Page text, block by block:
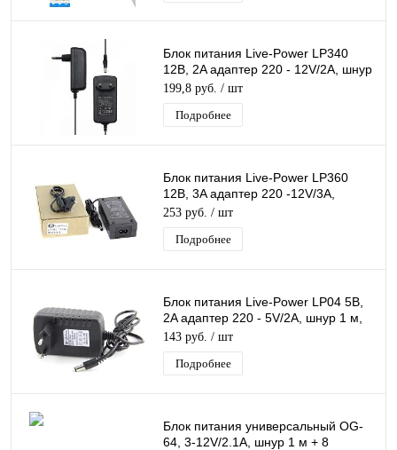
Блок питания Live-Power LP340
12В, 2A адаптер 220 - 12V/2A, шнур
1 м, штекер 5.5*2,5 мм
199,8 руб. / шт
Подробнее
Блок питания Live-Power LP360
12В, 3A адаптер 220 -12V/3A,
штекер 5.5*2,5 мм
253 руб. / шт
Подробнее
Блок питания Live-Power LP04 5В,
2A адаптер 220 - 5V/2A, шнур 1 м,
штекер 5.5*2,5 мм
143 руб. / шт
Подробнее
Блок питания универсальный OG-
64, 3-12V/2.1A, шнур 1 м + 8